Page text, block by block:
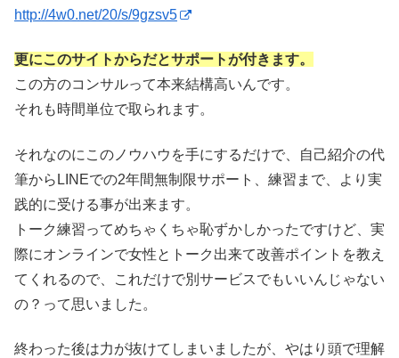
http://4w0.net/20/s/9gzsv5
更にこのサイトからだとサポートが付きます。
この方のコンサルって本来結構高いんです。
それも時間単位で取られます。
それなのにこのノウハウを手にするだけで、自己紹介の代
筆からLINEでの2年間無制限サポート、練習まで、より実
践的に受ける事が出来ます。
トーク練習ってめちゃくちゃ恥ずかしかったですけど、実
際にオンラインで女性とトーク出来て改善ポイントを教え
てくれるので、これだけで別サービスでもいいんじゃない
の？って思いました。
終わった後は力が抜けてしまいましたが、やはり頭で理解